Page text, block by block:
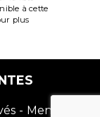
à cette
plus
- Mentions